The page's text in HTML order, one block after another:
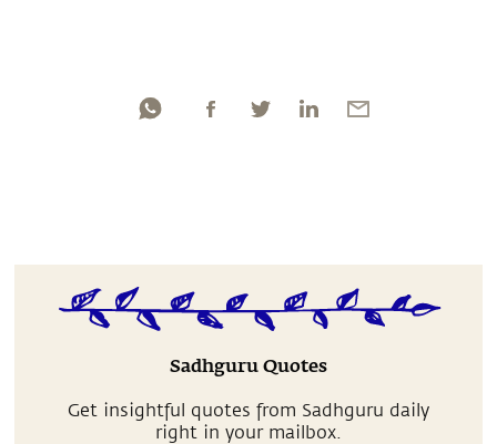
Sadhguru Quotes
Get insightful quotes from Sadhguru daily
right in your mailbox.